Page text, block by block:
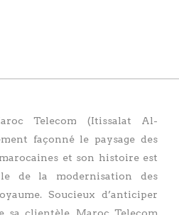
Telecom (Itissalat Al-
façonné le paysage des
et son histoire est
de la modernisation des
Soucieux d’anticiper
sa clientèle, Maroc Telecom